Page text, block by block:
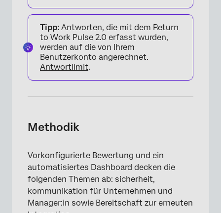
Tipp: Antworten, die mit dem Return
to Work Pulse 2.0 erfasst wurden,
werden auf die von Ihrem
Benutzerkonto angerechnet.
Antwortlimit.
Methodik
Vorkonfigurierte Bewertung und ein
automatisiertes Dashboard decken die
folgenden Themen ab: sicherheit,
kommunikation für Unternehmen und
Manager:in sowie Bereitschaft zur erneuten